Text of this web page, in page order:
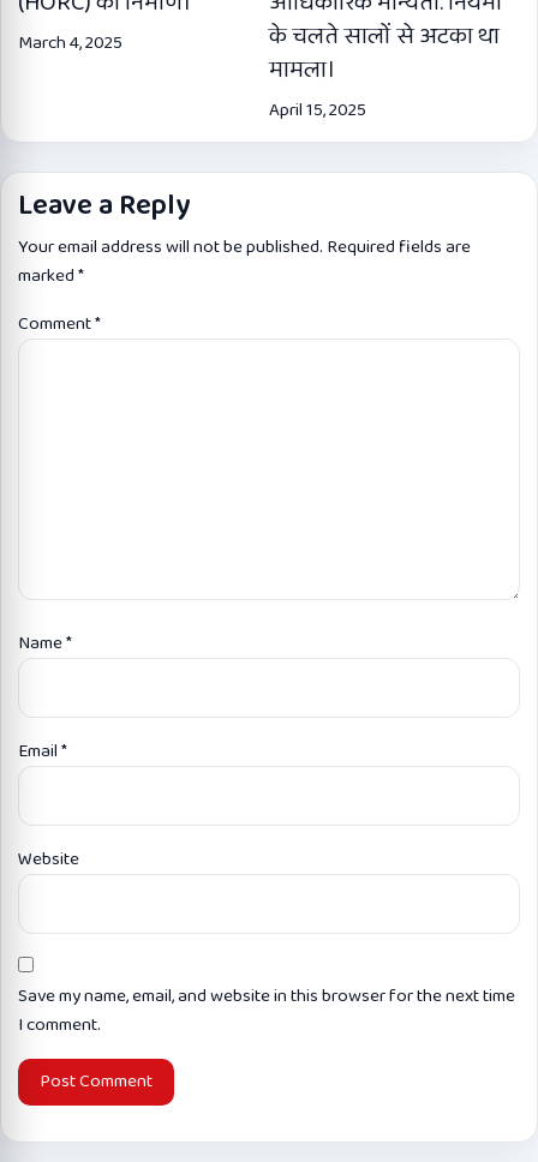
March 4, 2025
के चलते सालों से अटका था
मामला।
April 15, 2025
Leave a Reply
Your email address will not be published. Required fields are
marked*
Comment*
Name*
Email*
Website
Save my name, email, and website in this browser for the next time
I comment.